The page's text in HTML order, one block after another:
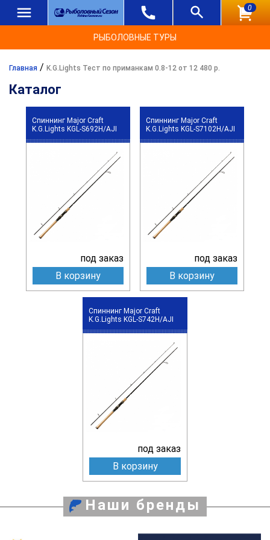
0
РЫБОЛОВНЫЕ ТУРЫ
Главная / K.G.Lights Тест по приманкам 0.8-12 от 12 480 р.
Каталог
Спиннинг Major Craft
K.G.Lights KGL-S692H/AJI
под заказ
В корзину
Спиннинг Major Craft
K.G.Lights KGL-S7102H/AJI
под заказ
В корзину
Спиннинг Major Craft
K.G.Lights KGL-S742H/AJI
под заказ
В корзину
Наши бренды